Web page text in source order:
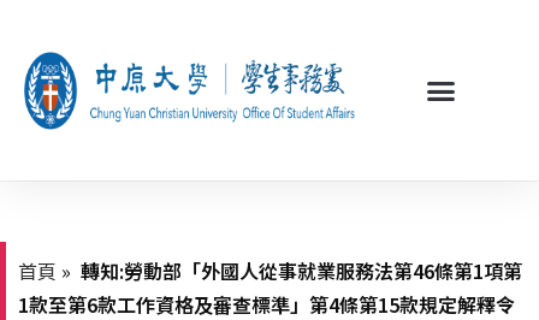
首頁 » 轉知:勞動部「外國人從事就業服務法第46條第1項第
1款至第6款工作資格及審查標準」第4條第15款規定解釋令